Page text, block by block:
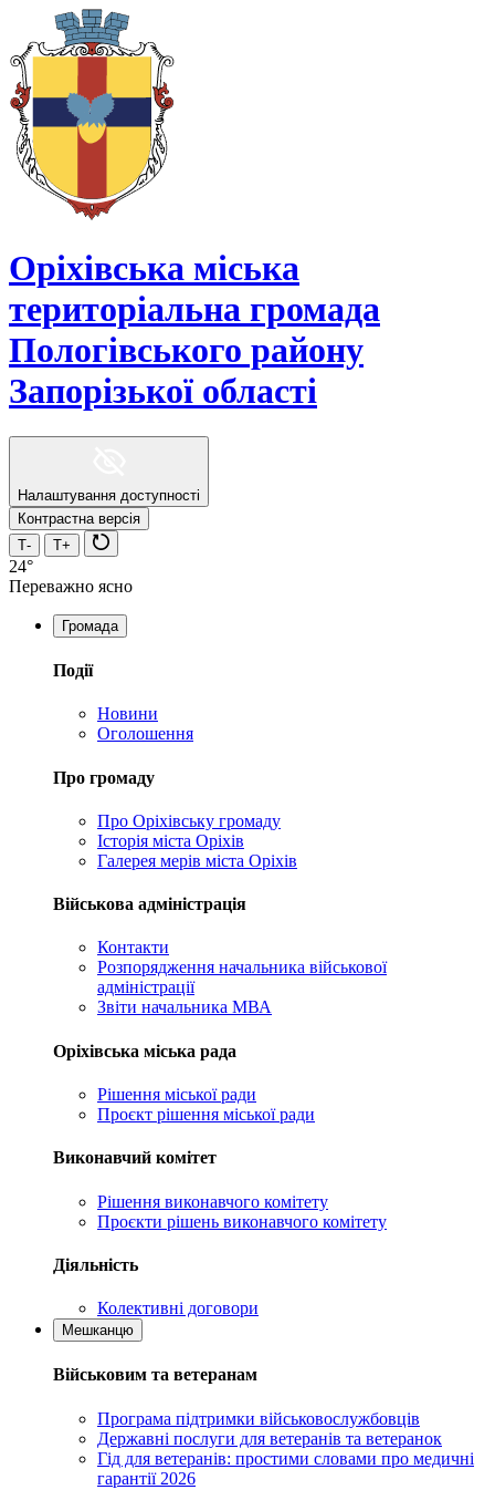
Оріхівська міська
територіальна громада
Пологівського району
Запорізької області
Налаштування доступності
Контрастна версія
Т-
Т+
24°
Переважно ясно
Громада
Події
Новини
Оголошення
Про громаду
Про Оріхівську громаду
Історія міста Оріхів
Галерея мерів міста Оріхів
Військова адміністрація
Контакти
Розпорядження начальника військової
адміністрації
Звіти начальника МВА
Оріхівська міська рада
Рішення міської ради
Проєкт рішення міської ради
Виконавчий комітет
Рішення виконавчого комітету
Проєкти рішень виконавчого комітету
Діяльність
Колективні договори
Мешканцю
Військовим та ветеранам
Програма підтримки військовослужбовців
Державні послуги для ветеранів та ветеранок
Гід для ветеранів: простими словами про медичні
гарантії 2026